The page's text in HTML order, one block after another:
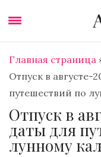
Главная страница
Отпуск в августе-
путешествий по
Отпуск в
даты для
лунному